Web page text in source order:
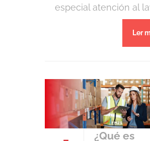
especial atención al
de las instalaciones. El
layout es un
de gestión de
sistema hombre-
a través de la
física de los
Cuando están bien
Ler
¿Qué es